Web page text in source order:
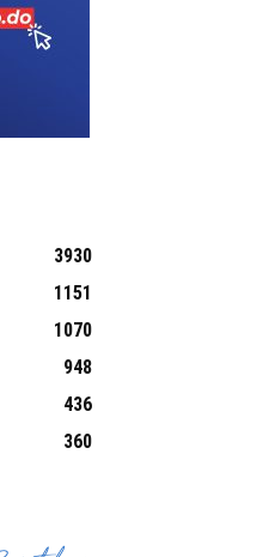
3930
1151
1070
948
436
360